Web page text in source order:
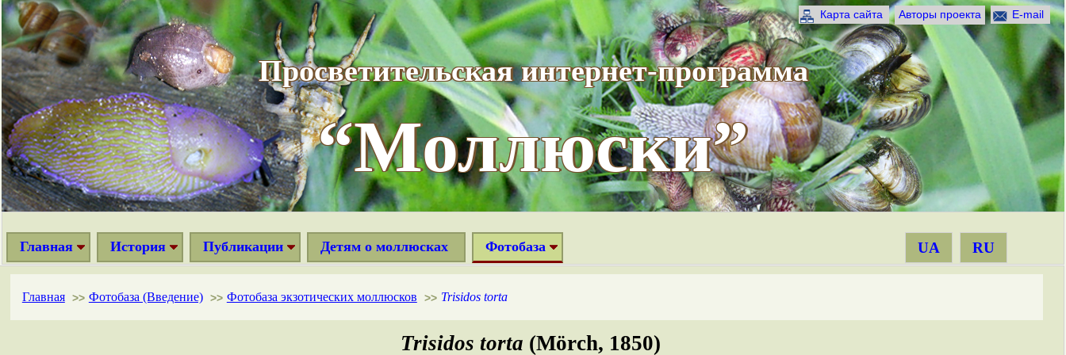
Карта сайта Авторы проекта E-mail
Просветительская интернет-программа
“Моллюски”
Главная История Публикации Детям о моллюсках Фотобаза UA RU
Главная >> Фотобаза (Введение) >> Фотобаза экзотических моллюсков >> Trisidos torta
Trisidos torta (Mörch, 1850)